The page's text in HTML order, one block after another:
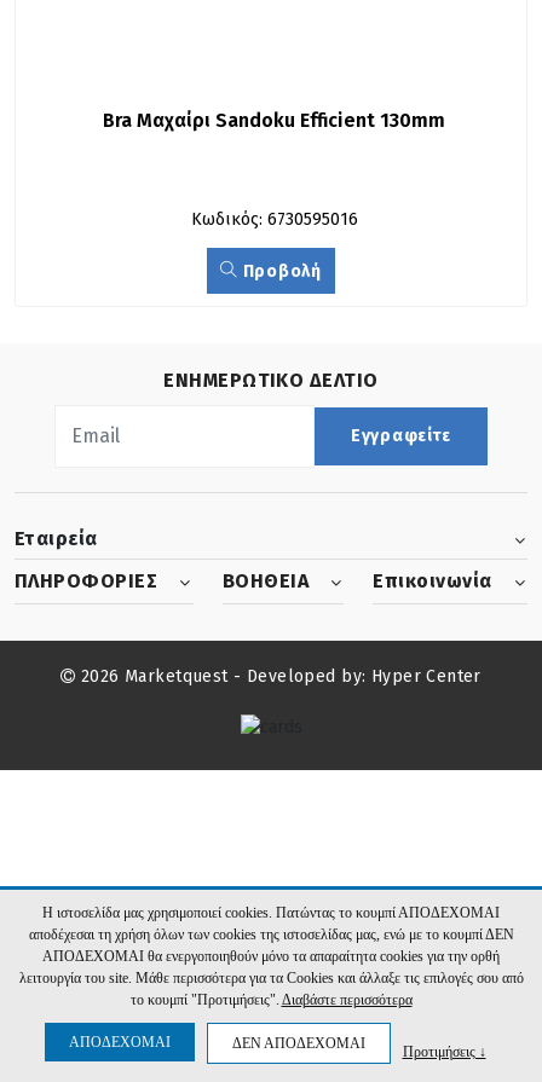
Bra Μαχαίρι Sandoku Efficient 130mm
Κωδικός: 6730595016
Προβολή
ΕΝΗΜΕΡΩΤΙΚΟ ΔΕΛΤΙΟ
Εγγραφείτε
Εταιρεία
ΠΛΗΡΟΦΟΡΙΕΣ
ΒΟΗΘΕΙΑ Επικοινωνία
2026 Marketquest - Developed by: Hyper Center
Η ιστοσελίδα μας χρησιμοποιεί cookies. Πατώντας το κουμπί ΑΠΟΔΕΧΟΜΑΙ
αποδέχεσαι τη χρήση όλων των cookies της ιστοσελίδας μας, ενώ με το κουμπί ΔΕΝ
ΑΠΟΔΕΧΟΜΑΙ θα ενεργοποιηθούν μόνο τα απαραίτητα cookies για την ορθή
λειτουργία του site. Μάθε περισσότερα για τα Cookies και άλλαξε τις επιλογές σου από
το κουμπί "Προτιμήσεις". Διαβάστε περισσότερα
ΑΠΟΔΕΧΟΜΑΙ ΔΕΝ ΑΠΟΔΕΧΟΜΑΙ Προτιμήσεις ↓